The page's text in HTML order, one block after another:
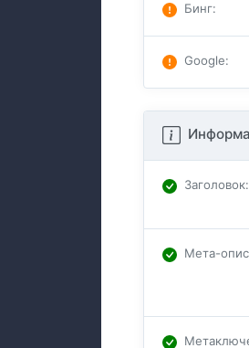
Бинг:
Google:
Заголовок:
Мета-